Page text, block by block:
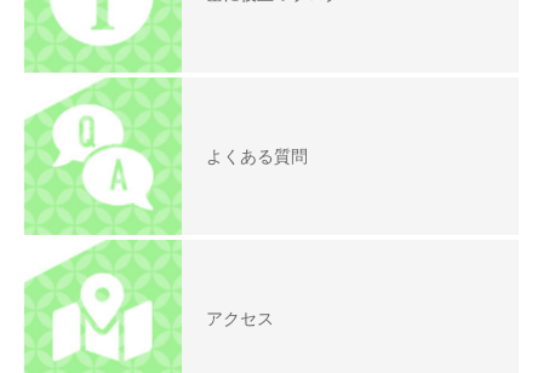
よくある質問
アクセス